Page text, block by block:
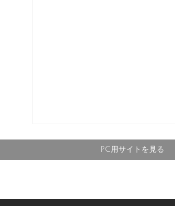
PC用サイトを見る